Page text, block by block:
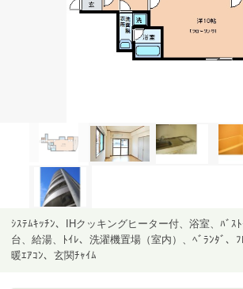
ｼｽﾃﾑｷｯﾁﾝ、IHクッキングヒーター付、浴室、ﾊﾞｽ
台、給湯、ﾄｲﾚ、洗濯機置場（室内）、ﾍﾞﾗﾝﾀﾞ、
暖ｴｱｺﾝ、玄関ﾁｬｲﾑ